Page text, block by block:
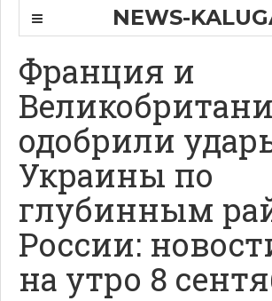
NEWS-
Франция и
одобрили
Украины по
глубинным
России:
на утро 8